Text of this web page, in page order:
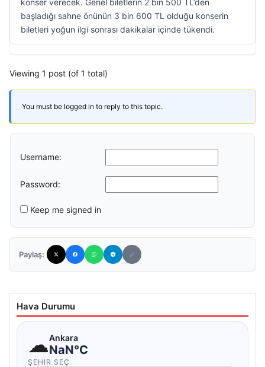
konser verecek. Genel biletlerin 2 bin 500 TL’den
başladığı sahne önünün 3 bin 600 TL olduğu konserin
biletleri yoğun ilgi sonrası dakikalar içinde tükendi.
Viewing 1 post (of 1 total)
You must be logged in to reply to this topic.
Username:
Password:
Keep me signed in
Paylaş:
Hava Durumu
☁Ankara
NaN°C
ŞEHIR SEÇ